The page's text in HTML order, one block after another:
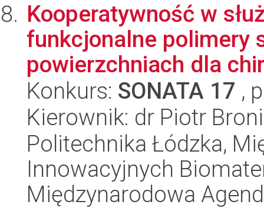
Kooperatywność w
funkcjonalne polimery
powierzchniach dla
Konkurs: SONATA 17 ,
Kierownik: dr Piotr
Politechnika Łódzka,
Innowacyjnych
Międzynarodowa